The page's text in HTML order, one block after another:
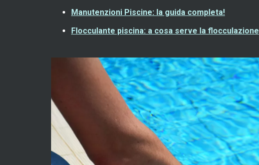
Manutenzioni Piscine: la guida completa!
Flocculante piscina: a cosa serve la flocculazione